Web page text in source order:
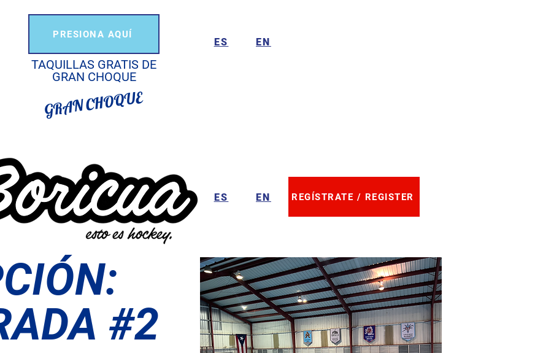
PRESIONA AQUÍ
ES EN
TAQUILLAS GRATIS DE
GRAN CHOQUE
GRAN CHOQUE
ES EN REGÍSTRATE / REGISTER
#2